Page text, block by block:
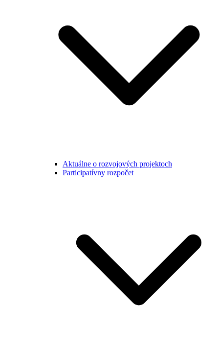
Aktuálne o rozvojových projektoch
Participatívny rozpočet